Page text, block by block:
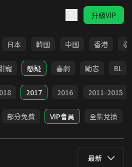
升級VIP
日本 韓國 中國 香港 泰
寵 懸疑 喜劇 勵志 BL
2017 2016 2011-2015
部分免費 VIP會員 全集兌換
最新